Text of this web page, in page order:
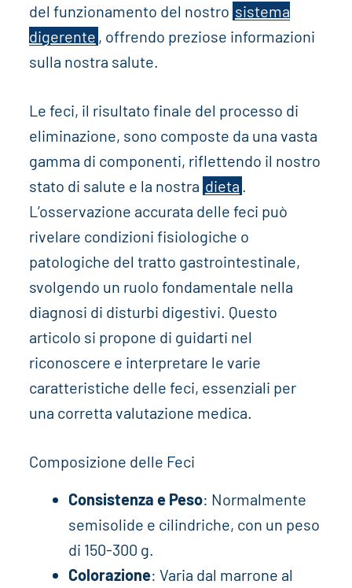
del funzionamento del nostro sistema
digerente , offrendo preziose informazioni
sulla nostra salute.
Le feci, il risultato finale del processo di
eliminazione, sono composte da una vasta
gamma di componenti, riflettendo il nostro
stato di salute e la nostra dieta .
L’osservazione accurata delle feci può
rivelare condizioni fisiologiche o
patologiche del tratto gastrointestinale,
svolgendo un ruolo fondamentale nella
diagnosi di disturbi digestivi. Questo
articolo si propone di guidarti nel
riconoscere e interpretare le varie
caratteristiche delle feci, essenziali per
una corretta valutazione medica.
Composizione delle Feci
Consistenza e Peso: Normalmente
semisolide e cilindriche, con un peso
di 150-300 g.
Colorazione: Varia dal marrone al